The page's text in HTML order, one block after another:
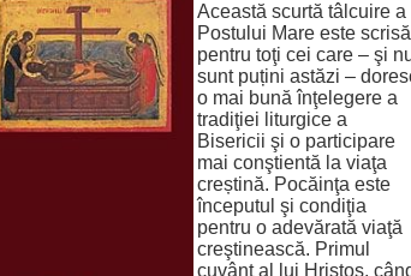
Această scurtă tâlcuire a
Postului Mare este scrisă
pentru toţi cei care – şi
sunt puțini astăzi –
o mai bună înţelegere a
tradiţiei liturgice a
Bisericii şi o participare
mai conştientă la viaţa
creștină. Pocăinţa este
începutul şi condiţia
pentru o adevărată viaţă
creştinească. Primul
cuvânt al lui Hristos,